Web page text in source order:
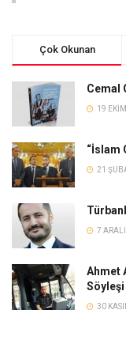
Çok Okunan
Cemal
19
“İslam
21
7
Ahmet
Söyleşi
30